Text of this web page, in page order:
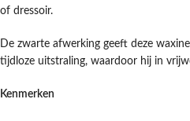
of dressoir.
De zwarte afwerking geeft deze
tijdloze uitstraling, waardoor hij in
Kenmerken